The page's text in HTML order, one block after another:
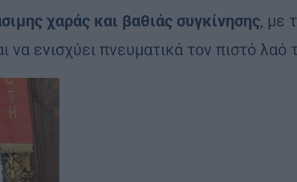
χαράς και βαθιάς συγκίνησης, με
ενισχύει πνευματικά τον πιστό λαό